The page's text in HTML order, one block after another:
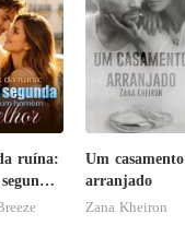
ruína:
Um casamento
arranjado
Zana Kheiron